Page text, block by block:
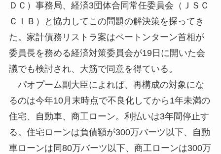
ＤＣ）事務局、経済3団体合同常任委員会（ＪＳＣ
ＣＩＢ）と協力してこの問題の解決策を探ってき
た。家計債務リストラ案はペートンターン首相が
委員長を務める経済対策委員会が19日に開いた会
議でも検討され、大筋で同意を得ている。
パオプーム副大臣によれば、再構成の対象にな
るのは今年10月末時点で不良化してから1年未満の
住宅、自動車、商工ローン。利払いは3年間停止す
る。住宅ローンは負債額が300万バーツ以下、自動
車ローンは同80万バーツ以下、商工ローンは300万